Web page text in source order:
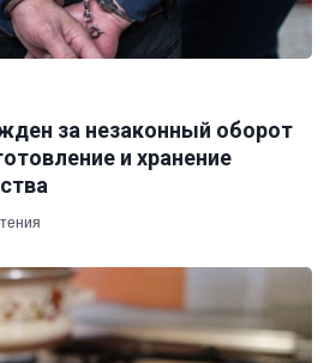
за незаконный оборот
и хранение